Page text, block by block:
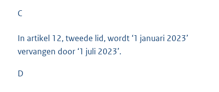
C
In artikel 12, tweede lid, wordt ‘1 januari 2023’
vervangen door ‘1 juli 2023’.
D